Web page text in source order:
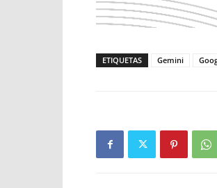
ETIQUETAS Gemini